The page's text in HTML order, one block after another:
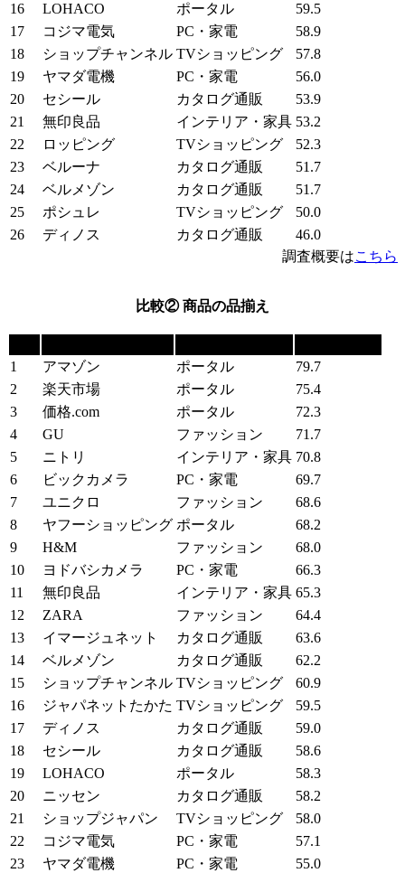
16
LOHACO ポータル
59.5
17
コジマ電気 PC・家電
58.9
18
ショップチャンネル TVショッピング
57.8
19
ヤマダ電機 PC・家電
56.0
20
セシール カタログ通販
53.9
21
無印良品 インテリア・家具 53.2
22
ロッピング TVショッピング
52.3
23
ベルーナ カタログ通販
51.7
24
ベルメゾン カタログ通販
51.7
25
ポシュレ TVショッピング
50.0
26
ディノス カタログ通販
46.0
調査概要はこちら
比較② 商品の品揃え
1
アマゾン ポータル
79.7
2
楽天市場 ポータル
75.4
3
価格.com ポータル
72.3
4
GU ファッション
71.7
5
ニトリ インテリア・家具 70.8
6
ビックカメラ PC・家電
69.7
7
ユニクロ ファッション
68.6
8
ヤフーショッピング ポータル
68.2
9
H&M ファッション
68.0
10
ヨドバシカメラ PC・家電
66.3
11
無印良品 インテリア・家具 65.3
12
ZARA ファッション
64.4
13
イマージュネット カタログ通販
63.6
14
ベルメゾン カタログ通販
62.2
15
ショップチャンネル TVショッピング
60.9
16
ジャパネットたかた TVショッピング
59.5
17
ディノス カタログ通販
59.0
18
セシール カタログ通販
58.6
19
LOHACO ポータル
58.3
20
ニッセン カタログ通販
58.2
21
ショップジャパン TVショッピング
58.0
22
コジマ電気 PC・家電
57.1
23
ヤマダ電機 PC・家電
55.0